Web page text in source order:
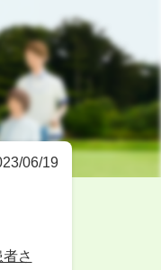
06/19
さ